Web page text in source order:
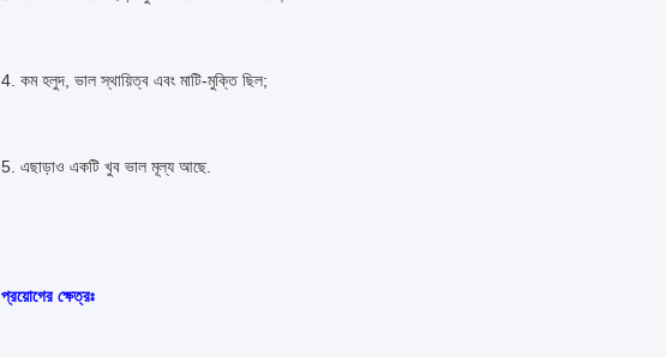
4. কম হলুদ, ভাল স্থায়িত্ব এবং মাটি-মুক্তি ছিল;
5. এছাড়াও একটি খুব ভাল মূল্য আছে.
প্রয়োগের ক্ষেত্রঃ